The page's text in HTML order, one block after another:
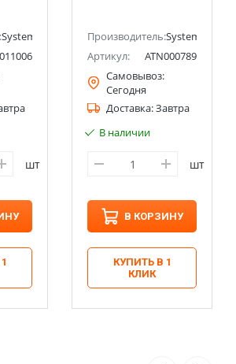
Systeme Electric (ранее Schneider Electric)
шт
Производитель:Systeme
Артикул:
ATN000789
Самовывоз:
Сегодня
Доставка:Завтра
В наличии
шт
В КОРЗИНУ
КУПИТЬ В 1
КЛИК